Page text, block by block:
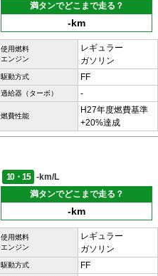
満タンでどこまで走る？
-km
使用燃料
エンジン
レギュラー
ガソリン
駆動方式 FF
過給器（ターボ） -
燃費性能
H27年度燃費基準
+20%達成
10・15
-km/L
満タンでどこまで走る？
-km
使用燃料
エンジン
レギュラー
ガソリン
駆動方式 FF